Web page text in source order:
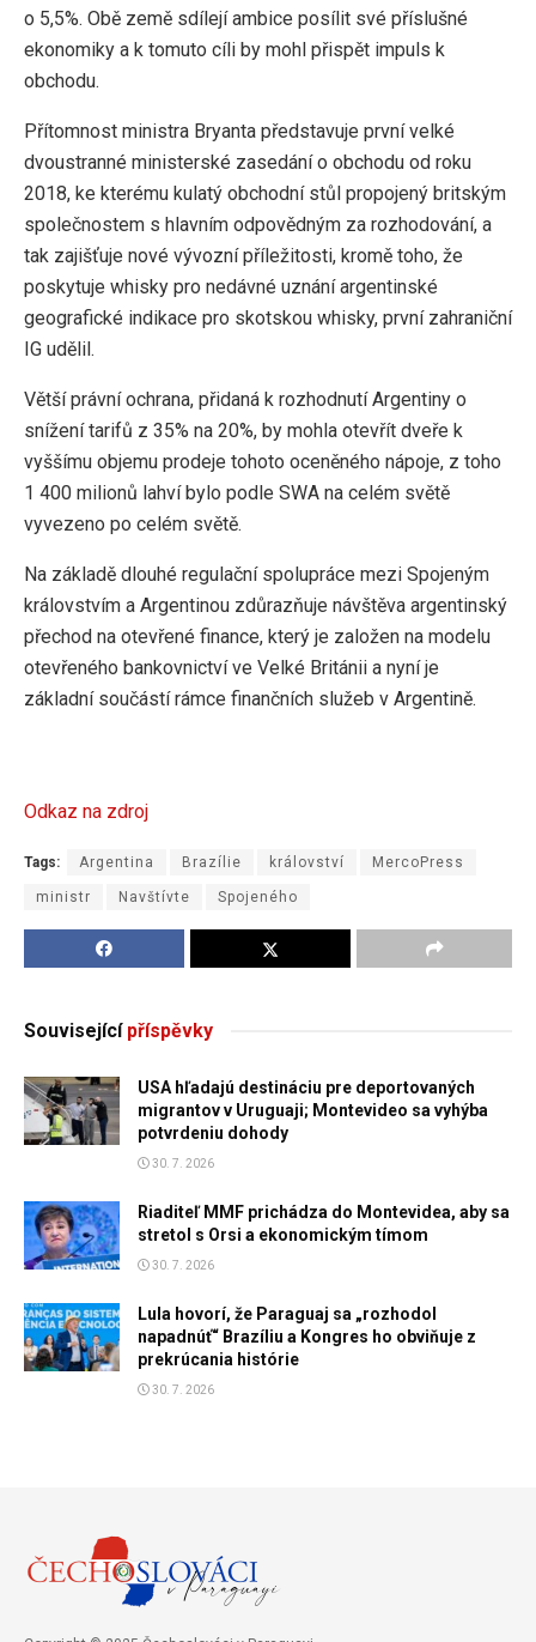
o 5,5%. Obě země sdílejí ambice posílit své příslušné
ekonomiky a k tomuto cíli by mohl přispět impuls k
obchodu.
Přítomnost ministra Bryanta představuje první velké
dvoustranné ministerské zasedání o obchodu od roku
2018, ke kterému kulatý obchodní stůl propojený britským
společnostem s hlavním odpovědným za rozhodování, a
tak zajišťuje nové vývozní příležitosti, kromě toho, že
poskytuje whisky pro nedávné uznání argentinské
geografické indikace pro skotskou whisky, první zahraniční
IG udělil.
Větší právní ochrana, přidaná k rozhodnutí Argentiny o
snížení tarifů z 35% na 20%, by mohla otevřít dveře k
vyššímu objemu prodeje tohoto oceněného nápoje, z toho
1 400 milionů lahví bylo podle SWA na celém světě
vyvezeno po celém světě.
Na základě dlouhé regulační spolupráce mezi Spojeným
královstvím a Argentinou zdůrazňuje návštěva argentinský
přechod na otevřené finance, který je založen na modelu
otevřeného bankovnictví ve Velké Británii a nyní je
základní součástí rámce finančních služeb v Argentině.
Odkaz na zdroj
Tags: Argentina Brazílie království MercoPress
ministr Navštívte Spojeného
Souvisejícípříspěvky
USA hľadajú destináciu pre deportovaných
migrantov v Uruguaji; Montevideo sa vyhýba
potvrdeniu dohody
30. 7. 2026
Riaditeľ MMF prichádza do Montevidea, aby sa
stretol s Orsi a ekonomickým tímom
30. 7. 2026
Lula hovorí, že Paraguaj sa „rozhodol
napadnúť“ Brazíliu a Kongres ho obviňuje z
prekrúcania histórie
30. 7. 2026